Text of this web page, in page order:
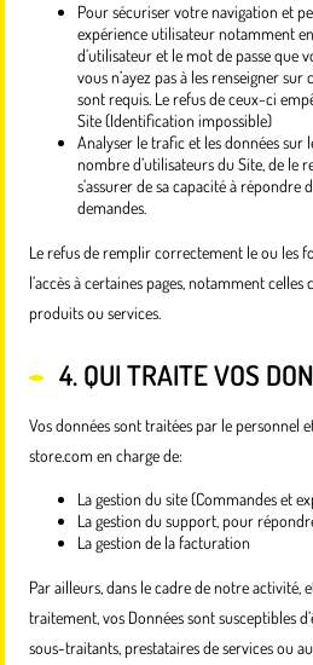
Pour sécuriser votre navigation et
expérience utilisateur notamment
d’utilisateur et le mot de passe que
vous n’ayez pas à les renseigner
sont requis. Le refus de ceux-ci
Site (Identification impossible)
Analyser le trafic et les données sur
nombre d’utilisateurs du Site, de le
s’assurer de sa capacité à répondre
demandes.
Le refus de remplir correctement le ou les
l’accès à certaines pages, notamment
produits ou services.
4. QUI TRAITE VOS
Vos données sont traitées par le personnel
store.com en charge de:
La gestion du site (Commandes et
La gestion du support, pour
La gestion de la facturation
Par ailleurs, dans le cadre de notre activité,
traitement, vos Données sont susceptibles
sous-traitants, prestataires de services ou